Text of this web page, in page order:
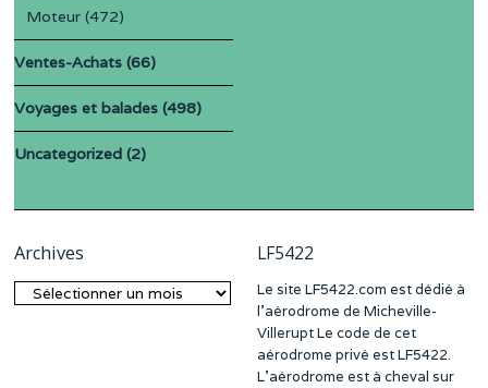
Moteur (472)
Ventes-Achats (66)
Voyages et balades (498)
Uncategorized (2)
Archives
Archives
LF5422
Le site LF5422.com est dédié à
l’aérodrome de Micheville-
Villerupt Le code de cet
aérodrome privé est LF5422.
L’aérodrome est à cheval sur